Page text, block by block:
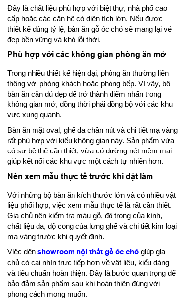
Đây là chất liệu phù hợp với biệt thự, nhà phố cao
cấp hoặc các căn hộ có diện tích lớn. Nếu được
thiết kế đúng tỷ lệ, bàn ăn gỗ óc chó sẽ mang lại vẻ
đẹp bền vững và khó lỗi thời.
Phù hợp với các không gian phòng ăn mở
Trong nhiều thiết kế hiện đại, phòng ăn thường liên
thông với phòng khách hoặc phòng bếp. Vì vậy, bộ
bàn ăn cần đủ đẹp để trở thành điểm nhấn trong
không gian mở, đồng thời phải đồng bộ với các khu
vực xung quanh.
Bàn ăn mặt oval, ghế da chần nút và chi tiết mạ vàng
rất phù hợp với kiểu không gian này. Sản phẩm vừa
có sự bề thế cần thiết, vừa có đường nét mềm mại
giúp kết nối các khu vực một cách tự nhiên hơn.
Nên xem mẫu thực tế trước khi đặt làm
Với những bộ bàn ăn kích thước lớn và có nhiều vật
liệu phối hợp, việc xem mẫu thực tế là rất cần thiết.
Gia chủ nên kiểm tra màu gỗ, độ trong của kính,
chất liệu da, độ cong của lưng ghế và chi tiết kim loại
mạ vàng trước khi quyết định.
Việc đến showroom nội thất gỗ óc chó giúp gia
chủ có cái nhìn trực tiếp hơn về vật liệu, kiểu dáng
và tiêu chuẩn hoàn thiện. Đây là bước quan trọng để
bảo đảm sản phẩm sau khi hoàn thiện đúng với
phong cách mong muốn.